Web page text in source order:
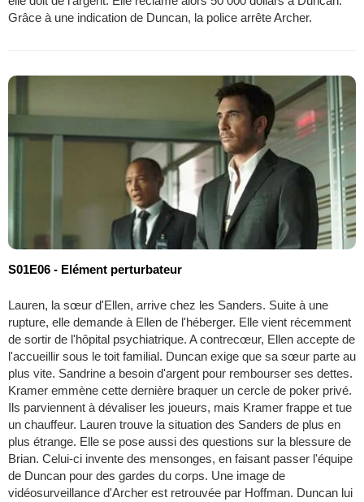
Grâce à une indication de Duncan, la police arrête Archer.
S01E06 - Elément perturbateur
Lauren, la sœur d'Ellen, arrive chez les Sanders. Suite à une
rupture, elle demande à Ellen de l'héberger. Elle vient récemment
de sortir de l'hôpital psychiatrique. A contrecœur, Ellen accepte de
l'accueillir sous le toit familial. Duncan exige que sa sœur parte au
plus vite. Sandrine a besoin d'argent pour rembourser ses dettes.
Kramer emmène cette dernière braquer un cercle de poker privé.
Ils parviennent à dévaliser les joueurs, mais Kramer frappe et tue
un chauffeur. Lauren trouve la situation des Sanders de plus en
plus étrange. Elle se pose aussi des questions sur la blessure de
Brian. Celui-ci invente des mensonges, en faisant passer l'équipe
de Duncan pour des gardes du corps. Une image de
vidéosurveillance d'Archer est retrouvée par Hoffman. Duncan lui